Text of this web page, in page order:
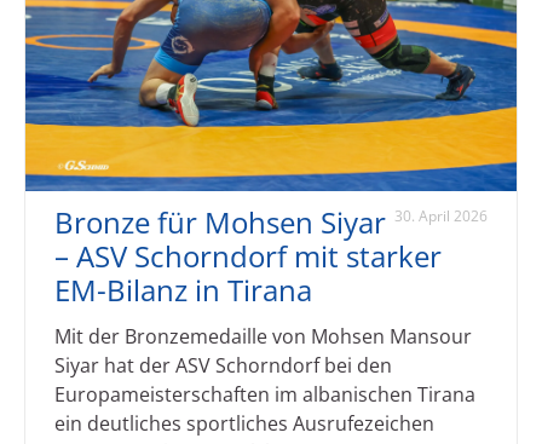
30. April 2026
Bronze für Mohsen Siyar
– ASV Schorndorf mit starker
EM-Bilanz in Tirana
Mit der Bronzemedaille von Mohsen Mansour
Siyar hat der ASV Schorndorf bei den
Europameisterschaften im albanischen Tirana
ein deutliches sportliches Ausrufezeichen